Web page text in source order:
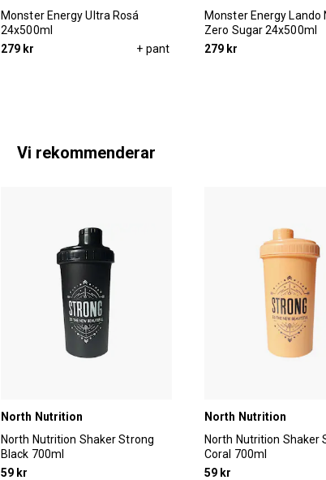
Monster Energy Ultra Rosá
24x500ml
279 kr
+ pant
Monster Energy Lando
Zero Sugar 24x500ml
279 kr
Vi rekommenderar
North Nutrition
North Nutrition Shaker Strong
Black 700ml
59 kr
North Nutrition
North Nutrition Shaker
Coral 700ml
59 kr